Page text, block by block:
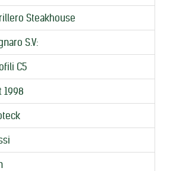
Steakhouse
S.V:
C5
1998